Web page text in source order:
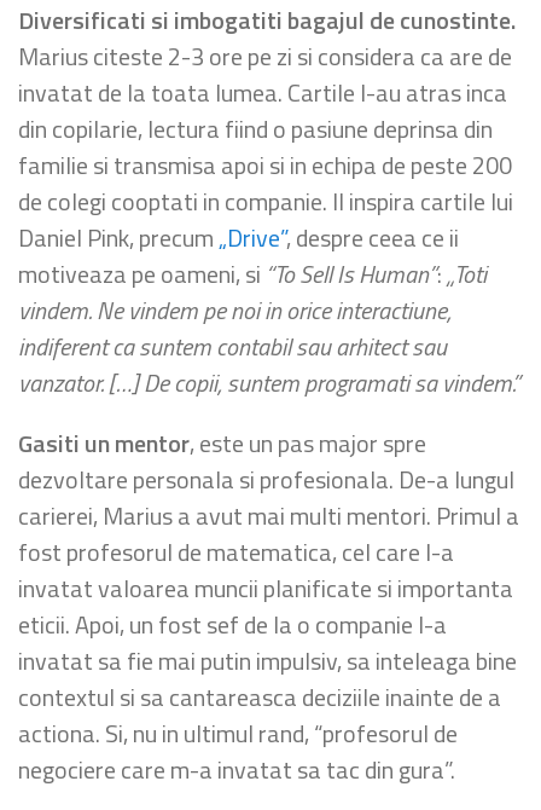
Diversificati si imbogatiti bagajul de cunostinte.
Marius citeste 2-3 ore pe zi si considera ca are de
invatat de la toata lumea. Cartile l-au atras inca
din copilarie, lectura fiind o pasiune deprinsa din
familie si transmisa apoi si in echipa de peste 200
de colegi cooptati in companie. Il inspira cartile lui
Daniel Pink, precum„Drive”, despre ceea ce ii
motiveaza pe oameni, si “To Sell Is Human”:„Toti
vindem. Ne vindem pe noi in orice interactiune,
indiferent ca suntem contabil sau arhitect sau
vanzator. […] De copii, suntem programati sa vindem.”
Gasiti un mentor, este un pas major spre
dezvoltare personala si profesionala. De-a lungul
carierei, Marius a avut mai multi mentori. Primul a
fost profesorul de matematica, cel care l-a
invatat valoarea muncii planificate si importanta
eticii. Apoi, un fost sef de la o companie l-a
invatat sa fie mai putin impulsiv, sa inteleaga bine
contextul si sa cantareasca deciziile inainte de a
actiona. Si, nu in ultimul rand, “profesorul de
negociere care m-a invatat sa tac din gura”.